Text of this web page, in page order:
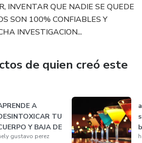
INVENTAR QUE NADIE SE QUEDE
SON 100% CONFIABLES Y
INVESTIGACION...
de quien creó este
A
TU
Y BAJA DE
gustavo perez